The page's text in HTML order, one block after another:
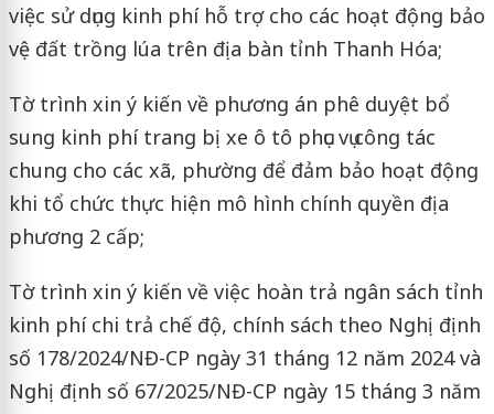
việc sử dụng kinh phí hỗ trợ cho các hoạt động bảo
vệ đất trồng lúa trên địa bàn tỉnh Thanh Hóa;
Tờ trình xin ý kiến về phương án phê duyệt bổ
sung kinh phí trang bị xe ô tô phục vụ công tác
chung cho các xã, phường để đảm bảo hoạt động
khi tổ chức thực hiện mô hình chính quyền địa
phương 2 cấp;
Tờ trình xin ý kiến về việc hoàn trả ngân sách tỉnh
kinh phí chi trả chế độ, chính sách theo Nghị định
số 178/2024/NĐ-CP ngày 31 tháng 12 năm 2024 và
Nghị định số 67/2025/NĐ-CP ngày 15 tháng 3 năm